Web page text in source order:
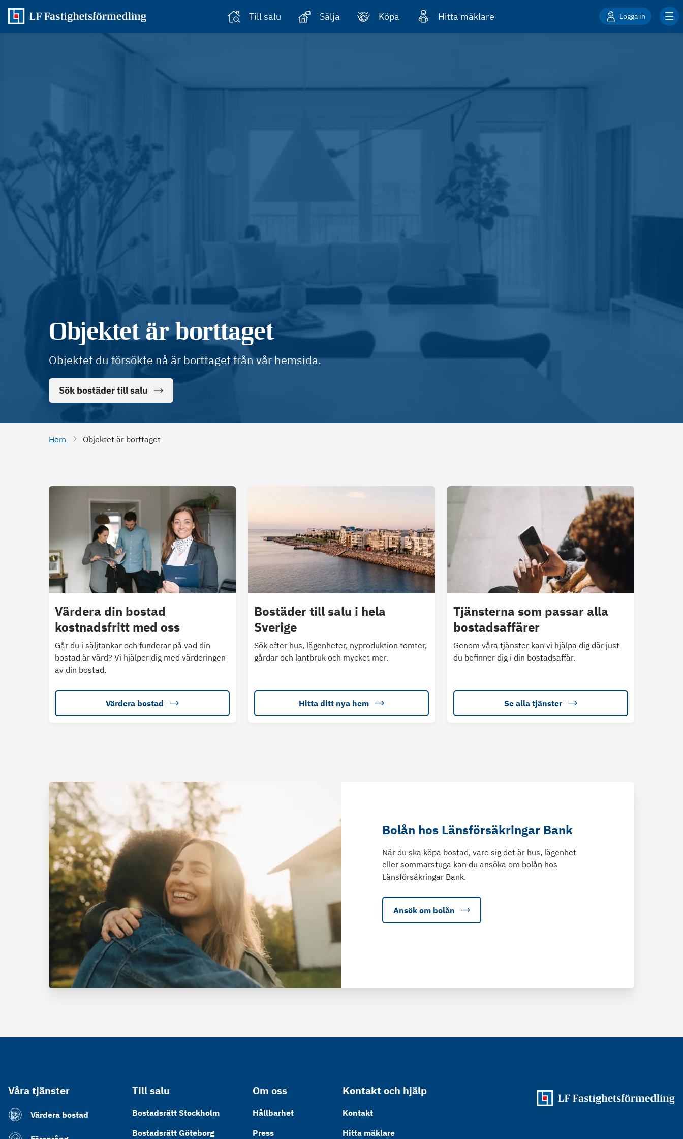
Till salu Sälja Köpa Hitta mäklare Logga in
Objektet är borttaget
Objektet du försökte nå är borttaget från vår hemsida.
Sök bostäder till salu
Hem Objektet är borttaget
Värdera din bostad
kostnadsfritt med oss
Går du i säljtankar och funderar på vad din
bostad är värd? Vi hjälper dig med värderingen
av din bostad.
Värdera bostad
Bostäder till salu i hela
Sverige
Sök efter hus, lägenheter, nyproduktion tomter,
gårdar och lantbruk och mycket mer.
Hitta ditt nya hem
Tjänsterna som passar alla
bostadsaffärer
Genom våra tjänster kan vi hjälpa dig där just
du befinner dig i din bostadsaffär.
Se alla tjänster
Bolån hos Länsförsäkringar Bank
När du ska köpa bostad, vare sig det är hus, lägenhet
eller sommarstuga kan du ansöka om bolån hos
Länsförsäkringar Bank.
Ansök om bolån
Våra tjänster
Värdera bostad
Till salu
Bostadsrätt Stockholm
Bostadsrätt Göteborg
Om oss
Hållbarhet
Press
Kontakt och hjälp
Kontakt
Hitta mäklare